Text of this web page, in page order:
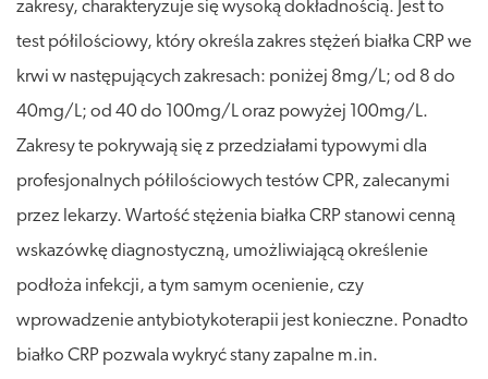
zakresy, charakteryzuje się wysoką dokładnością. Jest to
test półilościowy, który określa zakres stężeń białka CRP we
krwi w następujących zakresach: poniżej 8mg/L; od 8 do
40mg/L; od 40 do 100mg/L oraz powyżej 100mg/L.
Zakresy te pokrywają się z przedziałami typowymi dla
profesjonalnych półilościowych testów CPR, zalecanymi
przez lekarzy. Wartość stężenia białka CRP stanowi cenną
wskazówkę diagnostyczną, umożliwiającą określenie
podłoża infekcji, a tym samym ocenienie, czy
wprowadzenie antybiotykoterapii jest konieczne. Ponadto
białko CRP pozwala wykryć stany zapalne m.in.